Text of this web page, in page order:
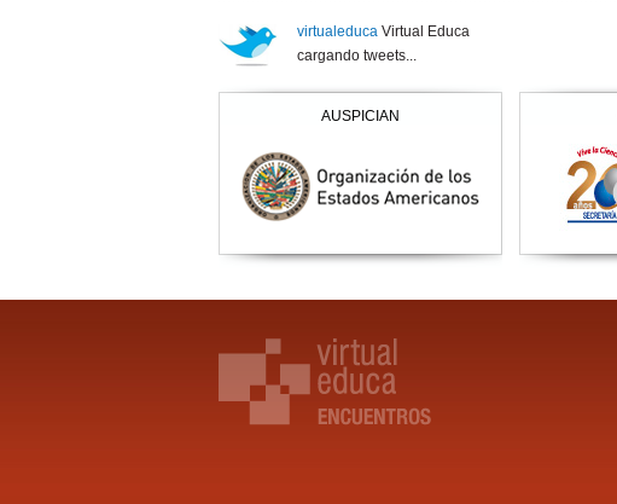
virtualeduca Virtual Educa
cargando tweets...
AUSPICIAN